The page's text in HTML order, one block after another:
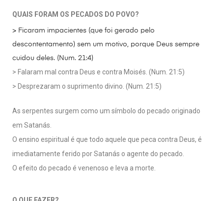
QUAIS FORAM OS PECADOS DO POVO?
> Ficaram impacientes (que foi gerado pelo
descontentamento) sem um motivo, porque Deus sempre
cuidou deles. (Num. 21:4)
> Falaram mal contra Deus e contra Moisés. (Num. 21:5)
> Desprezaram o suprimento divino. (Num. 21:5)
As serpentes surgem como um símbolo do pecado originado
em Satanás.
O ensino espiritual é que todo aquele que peca contra Deus, é
imediatamente ferido por Satanás o agente do pecado.
O efeito do pecado é venenoso e leva a morte.